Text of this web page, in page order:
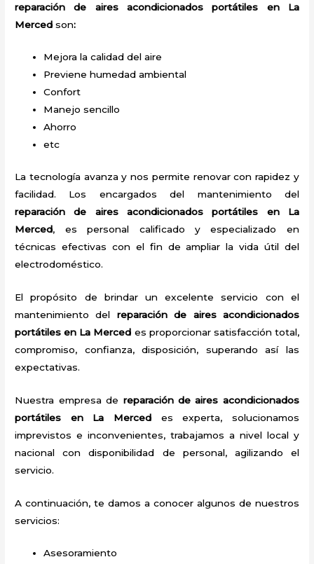
reparación de aires acondicionados portátiles en La
Mercedson:
Mejora la calidad del aire
Previene humedad ambiental
Confort
Manejo sencillo
Ahorro
etc
La tecnología avanza y nos permite renovar con rapidez y
facilidad. Los encargados del mantenimiento del
reparación de aires acondicionados portátiles en La
Merced, es personal calificado y especializado en
técnicas efectivas con el fin de ampliar la vida útil del
electrodoméstico.
El propósito de brindar un excelente servicio con el
mantenimiento del reparación de aires acondicionados
portátilesen La Merced es proporcionar satisfacción total,
compromiso, confianza, disposición, superando así las
expectativas.
Nuestra empresa de reparación de aires acondicionados
portátiles
en La Merced es experta, solucionamos
imprevistos e inconvenientes, trabajamos a nivel local y
nacional con disponibilidad de personal, agilizando el
servicio.
A continuación, te damos a conocer algunos de nuestros
servicios:
Asesoramiento